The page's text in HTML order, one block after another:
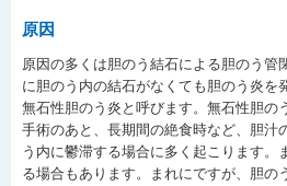
原因
原因の多くは胆のう結石による胆のう管
に胆のう内の結石がなくても胆のう炎を
無石性胆のう炎と呼びます。無石性胆の
手術のあと、長期間の絶食時など、胆汁
う内に鬱滞する場合に多く起こります。
る場合もあります。まれにですが、胆の